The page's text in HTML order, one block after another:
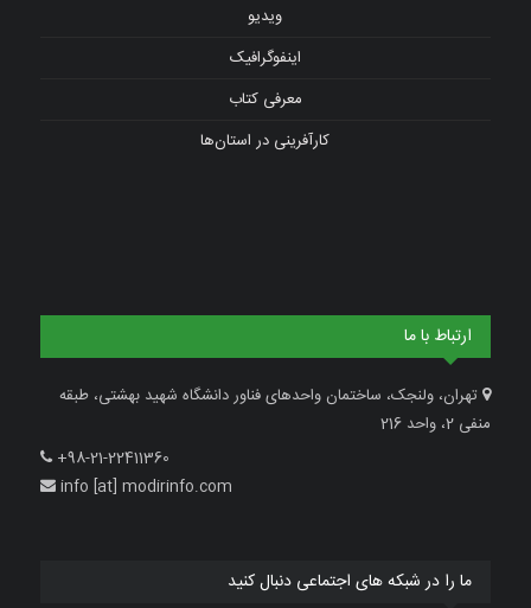
ویدیو
اینفوگرافیک
معرفی کتاب
کارآفرینی در استان‌ها
ارتباط با ما
تهران، ولنجک، ساختمان واحدهای فناور دانشگاه شهید بهشتی، طبقه
منفی 2، واحد 216
+98-21-22411360
info [at] modirinfo.com
ما را در شبکه های اجتماعی دنبال کنید